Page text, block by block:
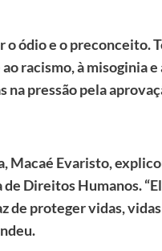
ódio e o preconceito.
racismo, à misoginia
pressão pela
Evaristo,
Direitos Humanos.
de proteger vidas,